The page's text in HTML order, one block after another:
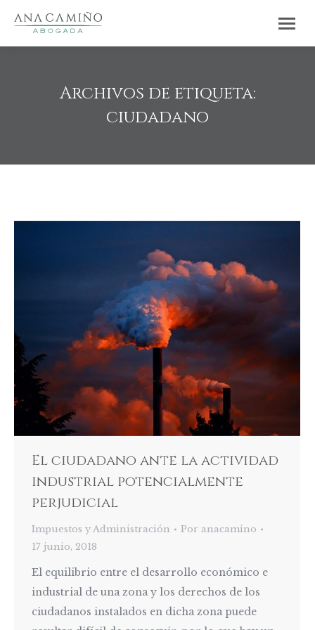
Archivos de etiqueta:
ciudadano
El ciudadano ante la actividad
industrial potencialmente
perjudicial
Impuestos y Administración Por anacamino
17 junio, 2018
El equilibrio entre el desarrollo económico e
industrial de una zona y los derechos de los
ciudadanos instalados en dicha zona puede